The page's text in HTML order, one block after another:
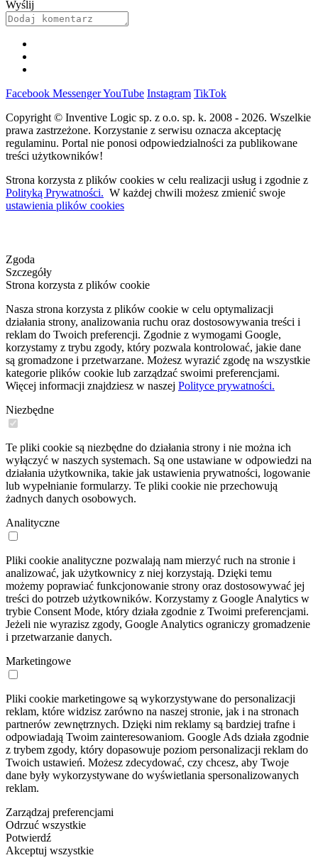
Wyślij
Facebook MessengerYouTube Instagram TikTok
Copyright © Inventive Logic sp. z o.o. sp. k. 2008 - 2026. Wszelkie
prawa zastrzeżone. Korzystanie z serwisu oznacza akceptację
regulaminu. Portal nie ponosi odpowiedzialności za publikowane
treści użytkowników!
Strona korzysta z plików cookies w celu realizacji usług i zgodnie z
Polityką Prywatności. W każdej chwili możesz zmienić swoje
ustawienia plików cookies
Zgoda
Szczegóły
Strona korzysta z plików cookie
Nasza strona korzysta z plików cookie w celu optymalizacji
działania strony, analizowania ruchu oraz dostosowywania treści i
reklam do Twoich preferencji. Zgodnie z wymogami Google,
korzystamy z trybu zgody, który pozwala kontrolować, jakie dane
są gromadzone i przetwarzane. Możesz wyrazić zgodę na wszystkie
kategorie plików cookie lub zarządzać swoimi preferencjami.
Więcej informacji znajdziesz w naszej Polityce prywatności.
Niezbędne
Te pliki cookie są niezbędne do działania strony i nie można ich
wyłączyć w naszych systemach. Są one ustawiane w odpowiedzi na
działania użytkownika, takie jak ustawienia prywatności, logowanie
lub wypełnianie formularzy. Te pliki cookie nie przechowują
żadnych danych osobowych.
Analityczne
Pliki cookie analityczne pozwalają nam mierzyć ruch na stronie i
analizować, jak użytkownicy z niej korzystają. Dzięki temu
możemy poprawiać funkcjonowanie strony oraz dostosowywać jej
treści do potrzeb użytkowników. Korzystamy z Google Analytics w
trybie Consent Mode, który działa zgodnie z Twoimi preferencjami.
Jeżeli nie wyrazisz zgody, Google Analytics ograniczy gromadzenie
i przetwarzanie danych.
Marketingowe
Pliki cookie marketingowe są wykorzystywane do personalizacji
reklam, które widzisz zarówno na naszej stronie, jak i na stronach
partnerów zewnętrznych. Dzięki nim reklamy są bardziej trafne i
odpowiadają Twoim zainteresowaniom. Google Ads działa zgodnie
z trybem zgody, który dopasowuje poziom personalizacji reklam do
Twoich ustawień. Możesz zdecydować, czy chcesz, aby Twoje
dane były wykorzystywane do wyświetlania spersonalizowanych
reklam.
Zarządzaj preferencjami
Odrzuć wszystkie
Potwierdź
Akceptuj wszystkie